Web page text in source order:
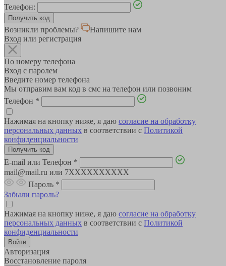
Телефон:
Возникли проблемы?
Напишите нам
Вход или регистрация
По номеру телефона
Вход с паролем
Введите номер телефона
Мы отправим вам код в смс на телефон или позвоним
Телефон *
Нажимая на кнопку ниже, я даю согласие на обработку
персональных данных в соответствии с Политикой
конфиденциальности
E-mail или Телефон *
mail@mail.ru или 7XXXXXXXXXX
Пароль *
Забыли пароль?
Нажимая на кнопку ниже, я даю согласие на обработку
персональных данных в соответствии с Политикой
конфиденциальности
Авторизация
Восстановление пароля